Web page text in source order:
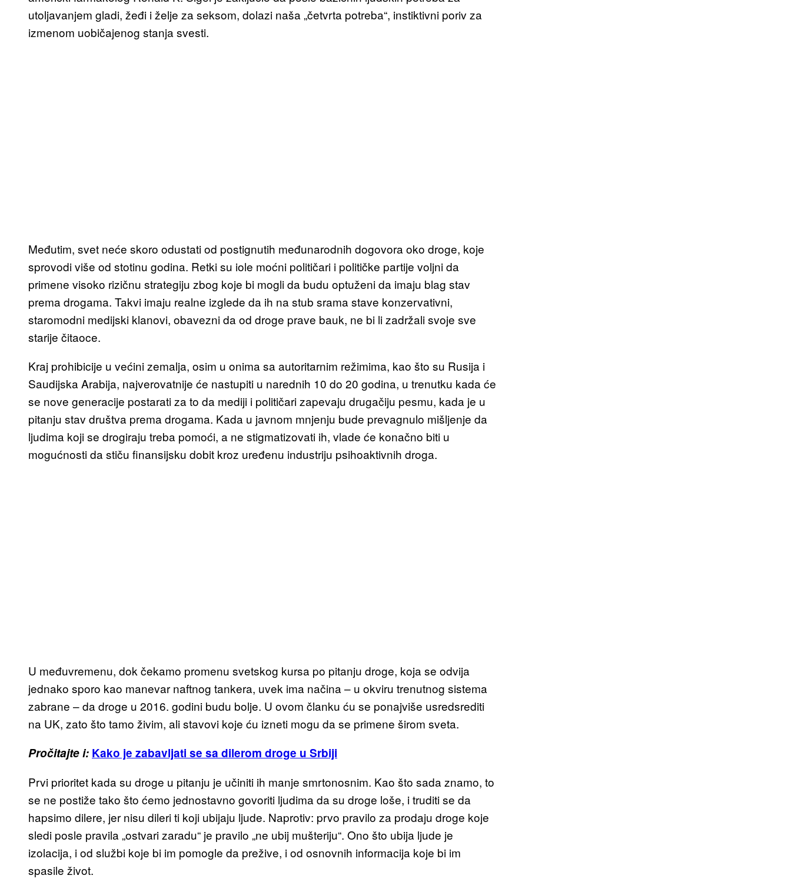
utoljavanjem gladi, žeđi i želje za seksom, dolazi naša „četvrta potreba“, instiktivni poriv za
izmenom uobičajenog stanja svesti.
Međutim, svet neće skoro odustati od postignutih međunarodnih dogovora oko droge, koje
sprovodi više od stotinu godina. Retki su iole moćni političari i političke partije voljni da
primene visoko rizičnu strategiju zbog koje bi mogli da budu optuženi da imaju blag stav
prema drogama. Takvi imaju realne izglede da ih na stub srama stave konzervativni,
staromodni medijski klanovi, obavezni da od droge prave bauk, ne bi li zadržali svoje sve
starije čitaoce.
Kraj prohibicije u većini zemalja, osim u onima sa autoritarnim režimima, kao što su Rusija i
Saudijska Arabija, najverovatnije će nastupiti u narednih 10 do 20 godina, u trenutku kada će
se nove generacije postarati za to da mediji i političari zapevaju drugačiju pesmu, kada je u
pitanju stav društva prema drogama. Kada u javnom mnjenju bude prevagnulo mišljenje da
ljudima koji se drogiraju treba pomoći, a ne stigmatizovati ih, vlade će konačno biti u
mogućnosti da stiču finansijsku dobit kroz uređenu industriju psihoaktivnih droga.
U međuvremenu, dok čekamo promenu svetskog kursa po pitanju droge, koja se odvija
jednako sporo kao manevar naftnog tankera, uvek ima načina – u okviru trenutnog sistema
zabrane – da droge u 2016. godini budu bolje. U ovom članku ću se ponajviše usredsrediti
na UK, zato što tamo živim, ali stavovi koje ću izneti mogu da se primene širom sveta.
Pročitajte i: Kako je zabavljati se sa dilerom droge u Srbiji
Prvi prioritet kada su droge u pitanju je učiniti ih manje smrtonosnim. Kao što sada znamo, to
se ne postiže tako što ćemo jednostavno govoriti ljudima da su droge loše, i truditi se da
hapsimo dilere, jer nisu dileri ti koji ubijaju ljude. Naprotiv: prvo pravilo za prodaju droge koje
sledi posle pravila „ostvari zaradu“ je pravilo „ne ubij mušteriju“. Ono što ubija ljude je
izolacija, i od službi koje bi im pomogle da prežive, i od osnovnih informacija koje bi im
spasile život.